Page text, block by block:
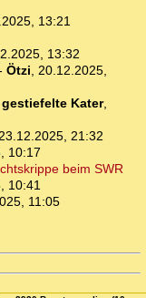
13:21
13:32
Ötzi, 20.12.2025,
gestiefelte Kater,
21:32
10:17
beim SWR
10:41
11:05